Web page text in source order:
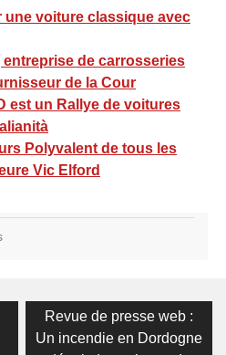
une voiture classique avec
de carrosseries
de la Cour
est un Rallye de voitures
Polyvalent de tous les
Vic Elford
Next
post:
Revue de presse web :
Un incendie en Dordogne